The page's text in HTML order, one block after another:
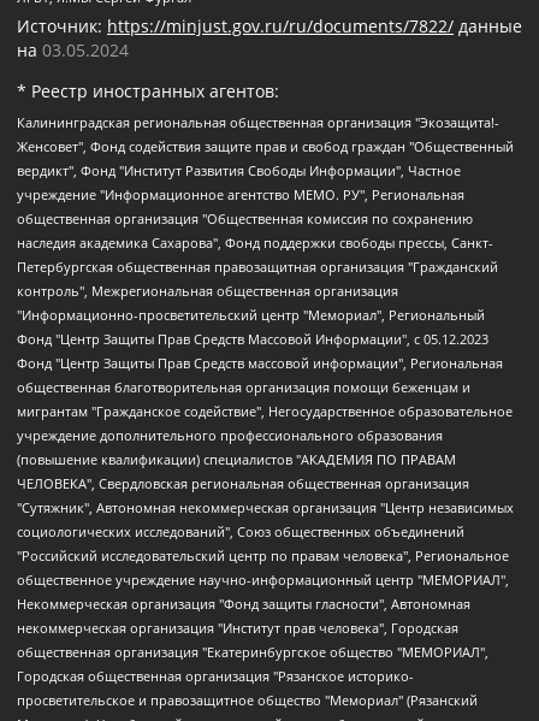
Источник: https://minjust.gov.ru/ru/documents/7822/ данные
на 03.05.2024
* Реестр иностранных агентов:
Калининградская региональная общественная организация "Экозащита!-Женсовет", Фонд содействия защите прав и свобод граждан "Общественный вердикт", Фонд "Институт Развития Свободы Информации", Частное учреждение "Информационное агентство МЕМО. РУ", Региональная общественная организация "Общественная комиссия по сохранению наследия академика Сахарова", Фонд поддержки свободы прессы, Санкт-Петербургская общественная правозащитная организация "Гражданский контроль", Межрегиональная общественная организация "Информационно-просветительский центр "Мемориал", Региональный Фонд "Центр Защиты Прав Средств Массовой Информации", с 05.12.2023 Фонд "Центр Защиты Прав Средств массовой информации", Региональная общественная благотворительная организация помощи беженцам и мигрантам "Гражданское содействие", Негосударственное образовательное учреждение дополнительного профессионального образования (повышение квалификации) специалистов "АКАДЕМИЯ ПО ПРАВАМ ЧЕЛОВЕКА", Свердловская региональная общественная организация "Сутяжник", Автономная некоммерческая организация "Центр независимых социологических исследований", Союз общественных объединений "Российский исследовательский центр по правам человека", Региональное общественное учреждение научно-информационный центр "МЕМОРИАЛ", Некоммерческая организация "Фонд защиты гласности", Автономная некоммерческая организация "Институт прав человека", Городская общественная организация "Екатеринбургское общество "МЕМОРИАЛ", Городская общественная организация "Рязанское историко-просветительское и правозащитное общество "Мемориал" (Рязанский Мемориал), Челябинский региональный орган общественной самодеятельности – женское общественное объединение "Женщины Евразии", Челябинский региональный орган общественной самодеятельности "Уральская правозащитная группа", Фонд содействия защите здоровья и социальной справедливости имени Андрея Рылькова, Автономная Некоммерческая Организация "Аналитический Центр Юрия Левады", Автономная некоммерческая организация социальной поддержки населения "Проект Апрель", Региональная общественная организация помощи женщинам и детям, находящимся в кризисной ситуации "Информационно-методический центр "Анна", Фонд содействия развитию массовых коммуникаций и правовому просвещению "Так-так-Так", Фонд содействия устойчивому развитию "Серебряная тайга", Свердловский региональный общественный фонд социальных проектов "Новое время", "Idel.Реалии", Кавказ.Реалии, Крым.Реалии, Телеканал Настоящее Время, Татаро-башкирская служба Радио Свобода (Azatliq Radiosi), Радио Свободная Европа/Радио Свобода (PCE/PC), "Сибирь.Реалии", "Фактограф", Благотворительный фонд помощи осужденным и их семьям, Автономная некоммерческая организация "Институт глобализации и социальных движений", Фонд "В защиту прав заключенных", Частное учреждение "Центр поддержки и содействия развитию средств массовой информации", Пензенский региональный общественный благотворительный фонд "Гражданский союз", "Север.Реалии", Некоммерческая организация Фонд "Правовая инициатива", Общество с ограниченной ответственностью "Радио Свободная Европа/Радио Свобода", Чешское информационное агентство "MEDIUM-ORIENT", Красноярская региональная общественная организация "Мы против СПИДа", Камалягин Денис Николаевич, Маркелов Сергей Евгеньевич, Пономарев Лев Александрович, Савицкая Людмила Алексеевна, Автономная некоммерческая организация "Центр по работе с проблемой насилия "НАСИЛИЮ.НЕТ", Межрегиональный профессиональный союз работников здравоохранения "Альянс врачей", Юридическое лицо, зарегистрированное в Латвийской Республике, SIA "Medusa Project" (регистрационный номер 40103797863, дата регистрации 10.06.2014), Некоммерческая организация "Фонд по борьбе с коррупцией", Автономная некоммерческая организация "Институт права и публичной политики", Баданин Роман Сергеевич, Гликин Максим Александрович, Железнова Мария Михайловна, Лукьянова Юлия Сергеевна, Маетная Елизавета Витальевна, Маняхин Петр Борисович, Чуракова Ольга Владимировна, Ярош Юлия Петровна, Юридическое лицо "The Insider SIA", зарегистрированное в Риге, Латвийская Республика (дата регистрации 26.06.2015), являющееся администратором доменного имени интернет-издания "The Insider SIA", https://theins.ru, Постернак Алексей Евгеньевич, Рубин Михаил Аркадьевич, Анин Роман Александрович, Юридическое лицо Istories fonds, зарегистрированное в Латвийской Республике (регистрационный номер 50008295751, дата регистрации 24.02.2020), Великовский Дмитрий Александрович, Долинина Ирина Николаевна, Мароховская Алеся Алексеевна, Шлейнов Роман Юрьевич, Шмагун Олеся Валентиновна, Общество с ограниченной ответственностью "Альтаир 2021", Общество с ограниченной ответственностью "Вега 2021", Общество с ограниченной ответственностью "Главный редактор 2021", Общество с ограниченной ответственностью "Ромашки монолит", Важенков Артем Валерьевич, Ивановская областная общественная организация "Центр гендерных исследований", Гурман Юрий Альбертович, Медиапроект "ОВД-Инфо", Егоров Владимир Владимирович, Жилинский Владимир Александрович, Общество с ограниченной ответственностью "ЗП", Иванова София Юрьевна, Карезина Инна Павловна, Кильтау Екатерина Викторовна, Петров Алексей Викторович, Пискунов Сергей Евгеньевич, Смирнов Сергей Сергеевич, Тихонов Михаил Сергеевич, Общество с ограниченной ответственностью "ЖУРНАЛИСТ-ИНОСТРАННЫЙ АГЕНТ", Арапова Галина Юрьевна, Вольтская Татьяна Анатольевна, Американская компания "Mason G.E.S. Anonymous Foundation" (США), являющаяся владельцем интернет-издания https://mnews.world/, Компания "Stichting Bellingcat", зарегистрированная в Нидерландах (дата регистрации 11.07.2018), Захаров Андрей Вячеславович, Клепиковская Екатерина Дмитриевна, Общество с ограниченной ответственностью "МЕМО", Перл Роман Александрович, Симонов Евгений Алексеевич, Соловьева Елена Анатольевна, Сотников Даниил Владимирович, Сурначева Елизавета Дмитриевна, Автономная некоммерческая организация по защите прав человека и информированию населения "Якутия – Наше Мнение", Общество с ограниченной ответственностью "Москоу диджитал медиа", с 26.01.2023 Общество с ограниченной ответственностью "Чайка Белые сады", Ветошкина Валерия Валерьевна, Заговора Максим Александрович, Межрегиональное общественное движение "Российская ЛГБТ - сеть", Оленичев Максим Владимирович, Павлов Иван Юрьевич, Скворцова Елена Сергеевна, Общество с ограниченной ответственностью "Как бы инагент", Кочетков Игорь Викторович, Общество с ограниченной ответственностью "Честные выборы", Еланчик Олег Александрович, Общество с ограниченной ответственностью "Нобелевский призыв", Гималова Регина Эмилевна, Григорьев Андрей Валерьевич, Григорьева Алина Александровна, Ассоциация по содействию защите прав призывников, альтернативнослужащих и военнослужащих "Правозащитная группа "Гражданин.Армия.Право", Хисамова Регина Фаритовна, Автономная некоммерческая организация по реализации социально-правовых программ "Лилит", Дальневосточное общественное движение "Маяк", Санкт-Петербургская ЛГБТ-инициативная группа "Выход", Инициативная группа ЛГБТ+ "Реверс", Алексеев Андрей Викторович, Бекбулатова Таисия Львовна, Беляев Иван Михайлович, Владыкина Елена Сергеевна, Гельман Марат Александрович, Никульшина Вероника Юрьевна, Толоконникова Надежда Андреевна, Шендерович Виктор Анатольевич, Общество с ограниченной ответственностью "Данное сообщение", Общество с ограниченной ответственностью Издательский дом "Новая глава", Айнбиндер Александра Александровна, Московский комьюнити-центр для ЛГБТ+инициатив, Благотворительный фонд развития филантропии, Deutsche Welle (Германия, Kurt-Schumacher-Strasse 3, 53113 Bonn), Борзунова Мария Михайловна, Воробьев Виктор Викторович, Голубева Анна Львовна, Константинова Алла Михайловна, Малкова Ирина Владимировна, Мурадов Мурад Абдулгалимович, Осетинская Елизавета Николаевна, Понасенков Евгений Николаевич, Ганапольский Матвей Юрьевич, Киселев Евгений Алексеевич, Борухович Ирина Григорьевна, Дремин Иван Тимофеевич, Дубровский Дмитрий Викторович, Красноярская региональная общественная организация поддержки и развития альтернативных образовательных технологий и межкультурных коммуникаций "ИНТЕРРА", Маяковская Екатерина Алексеевна, Фейгин Марк Захарович, Филимонов Андрей Викторович, Дзугкоева Регина Николаевна, Доброхотов Роман Александрович, Дудь Юрий Александрович, Елкин Сергей Владимирович, Кругликов Кирилл Игоревич, Сабунаева Мария Леонидовна, Семенов Алексей Владимирович, Шаинян Карен Багратович, Шульман Екатерина Михайловна, Асафьев Артур Валерьевич, Вахштайн Виктор Семенович, Венедиктов Алексей Алексеевич, Лушникова Екатерина Евгеньевна, Волков Леонид Михайлович, Невзоров Александр Глебович, Пархоменко Сергей Борисович, Сироткин Ярослав Николаевич, Кара-Мурза Владимир Владимирович, Баранова Наталья Владимировна, Гозман Леонид Яковлевич, Кагарлицкий Борис Юльевич, Климарев Михаил Валерьевич, Милов Владимир Станиславович, Автономная некоммерческая организация Краснодарский центр современного искусства "Типография", Моргенштерн Алишер Тагирович, Соболь Любовь Эдуардовна, Общество с ограниченной ответственностью "ЛИЗА НОРМ", Каспаров Гарри Кимович, Ходорковский Михаил Борисович, Общество с ограниченной ответственностью "Апрельские тезисы", Данилович Ирина Брониславовна, Кашин Олег Владимирович, Петров Николай Владимирович, Пивоваров Алексей Владимирович, Соколов Михаил Владимирович, Цветкова Юлия Владимировна, Чичваркин Евгений Александрович, Комитет против пыток/Команда против пыток, Общество с ограниченной ответственностью "Первый научный", Общество с ограниченной ответственностью "Вертолет и ко", Белоцерковская Вероника Борисовна, Кац Максим Евгеньевич, Лазарева Татьяна Юрьевна, Шаведдинов Руслан Табризович, Яшин Илья Валерьевич, Общество с ограниченной ответственностью "Иноагент ААВ", Алешковский Дмитрий Петрович, Альбац Евгения Марковна, Быков Дмитрий Львович, Галямина Юлия Евгеньевна, Лойко Сергей Леонидович, Мартынов Кирилл Константинович, Медведев Сергей Александрович, Крашенинников Федор Геннадиевич, Гордеева Катерина Вл